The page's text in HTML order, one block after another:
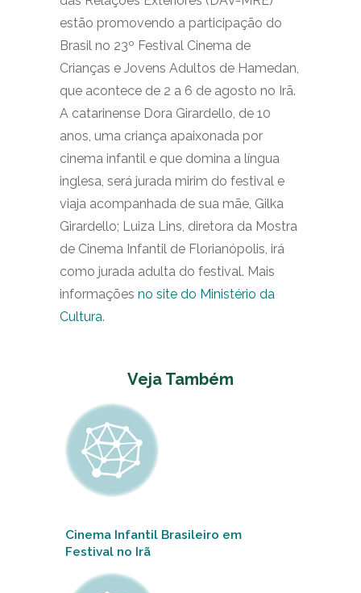
estão promovendo a participação do
Brasil no 23º Festival Cinema de
Crianças e Jovens Adultos de Hamedan,
que acontece de 2 a 6 de agosto no Irã.
A catarinense Dora Girardello, de 10
anos, uma criança apaixonada por
cinema infantil e que domina a língua
inglesa, será jurada mirim do festival e
viaja acompanhada de sua mãe, Gilka
Girardello; Luiza Lins, diretora da Mostra
de Cinema Infantil de Florianópolis, irá
como jurada adulta do festival. Mais
informações no site do Ministério da
Cultura.
Veja Também
Cinema Infantil Brasileiro em
Festival no Irã